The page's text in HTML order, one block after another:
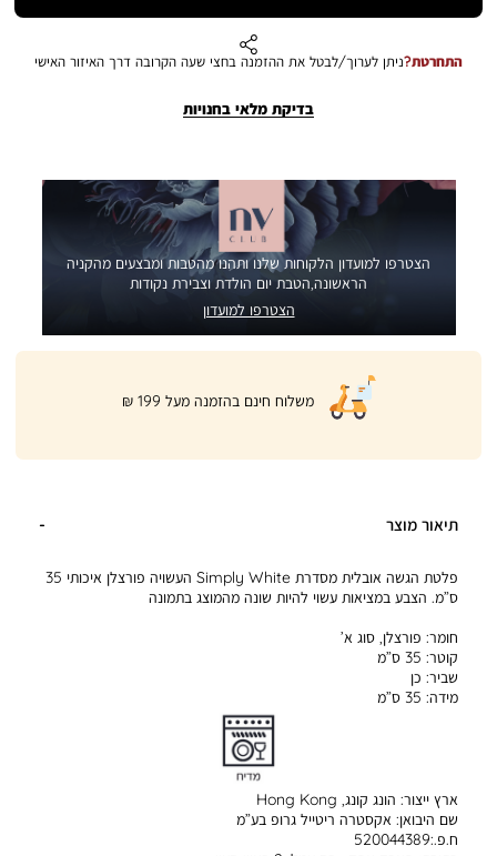
התחרטת?ניתן לערוך/לבטל את ההזמנה בחצי שעה הקרובה דרך האיזור האישי
בדיקת מלאי בחנויות
הצטרפו למועדון הלקוחות שלנו ותהנו מהטבות ומבצעים מהקניה
הראשונה,הטבת יום הולדת וצבירת נקודות
הצטרפו למועדון
|
product
page
banner
משלוח חינם בהזמנה מעל 199 ₪
תיאור מוצר
פלטת הגשה אובלית מסדרת Simply White העשויה פורצלן איכותי 35
ס”מ. הצבע במציאות עשוי להיות שונה מהמוצג בתמונה
חומר: פורצלן, סוג א’
קוטר: 35 ס”מ
שביר: כן
מידה: 35 ס”מ
ארץ ייצור: הונג קונג, Hong Kong
שם היבואן: אקסטרה ריטייל גרופ בע”מ
ח.פ.:520044389